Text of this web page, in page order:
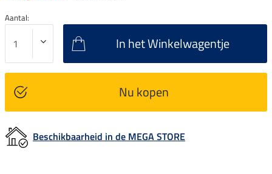
Aantal:
In het Winkelwagentje
Nu kopen
Beschikbaarheid in de MEGA STORE